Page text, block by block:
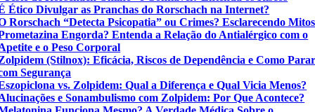
Ético Divulgar as Pranchas do Rorschach na Internet?
Rorschach “Detecta Psicopatia” ou Crimes? Esclarecendo Mitos
Engorda? Entenda a Relação do Antialérgico com o
e o Peso Corporal
(Stilnox): Eficácia, Riscos de Dependência e Como
Segurança
vs. Zolpidem: Qual a Diferença e Qual Vicia Menos?
e Sonambulismo com Zolpidem: Por Que Acontece?